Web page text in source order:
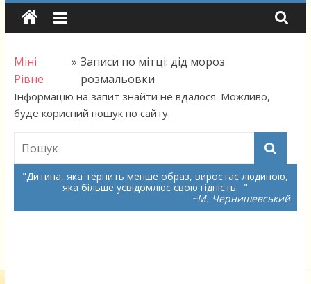
Skip
Міні
Рівне
» Записи по мітці: дід мороз
розмальовки
Інформацію на запит знайти не вдалося. Можливо,
буде корисний пошук по сайту.
Дитина, яка терпить менше образ, виростає людиною,
яка більше усвідомлює свою гідність.
~М. Чернишевський